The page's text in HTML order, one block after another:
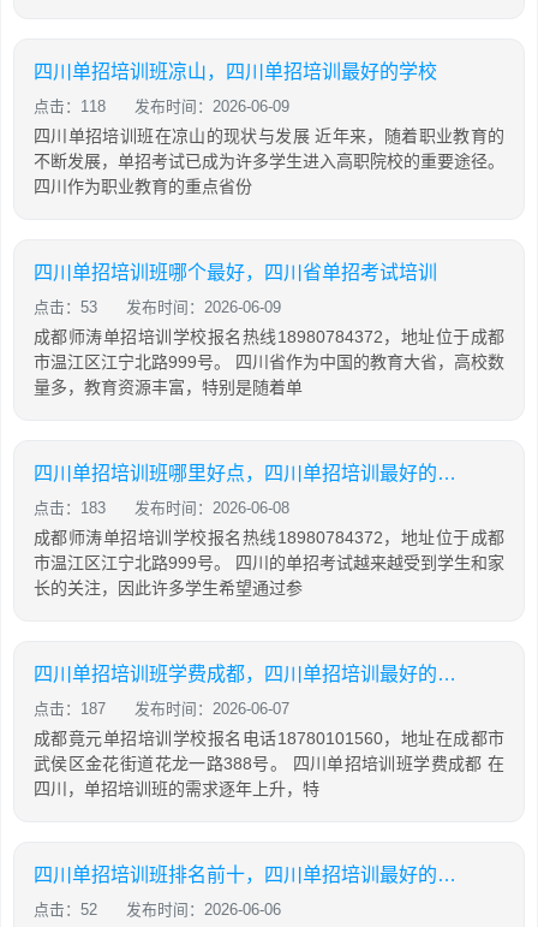
四川单招培训班凉山，四川单招培训最好的学校
点击：118 发布时间：2026-06-09
四川单招培训班在凉山的现状与发展 近年来，随着职业教育的
不断发展，单招考试已成为许多学生进入高职院校的重要途径。
四川作为职业教育的重点省份
四川单招培训班哪个最好，四川省单招考试培训
点击：53 发布时间：2026-06-09
成都师涛单招培训学校报名热线18980784372，地址位于成都
市温江区江宁北路999号。 四川省作为中国的教育大省，高校数
量多，教育资源丰富，特别是随着单
四川单招培训班哪里好点，四川单招培训最好的学校
点击：183 发布时间：2026-06-08
成都师涛单招培训学校报名热线18980784372，地址位于成都
市温江区江宁北路999号。 四川的单招考试越来越受到学生和家
长的关注，因此许多学生希望通过参
四川单招培训班学费成都，四川单招培训最好的学校
点击：187 发布时间：2026-06-07
成都竟元单招培训学校报名电话18780101560，地址在成都市
武侯区金花街道花龙一路388号。 四川单招培训班学费成都 在
四川，单招培训班的需求逐年上升，特
四川单招培训班排名前十，四川单招培训最好的学校
点击：52 发布时间：2026-06-06